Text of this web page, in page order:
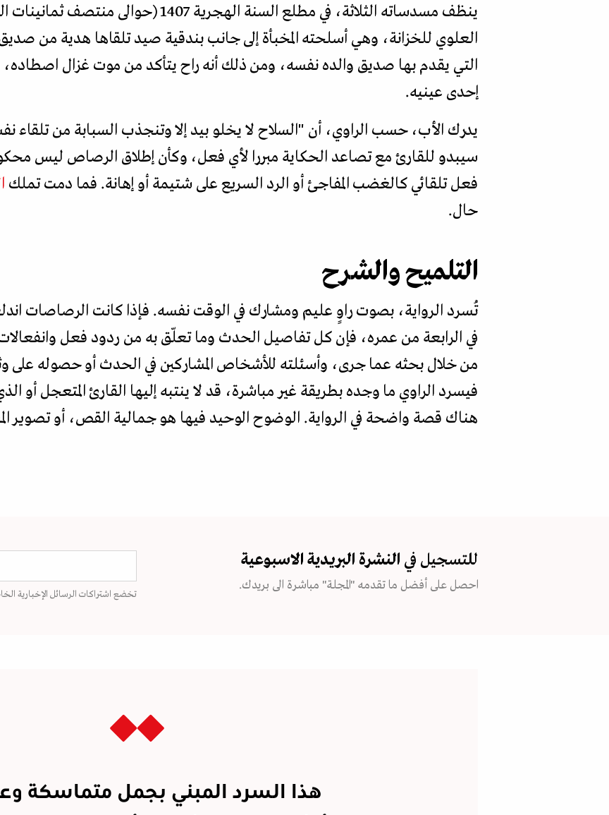
ينظف مسدساته الثلاثة، في مطلع السنة الهجرية
العلوي للخزانة، وهي أسلحته المخبأة إلى جانب بندقية صيد تلقاها هدية من
التي يقدم بها صديق والده نفسه، ومن ذلك أنه راح يتأكد من موت غزال اصطاده،
إحدى عينيه.
يدرك الأب، حسب الراوي، أن "السلاح لا يخلو بيد إلا وتنجذب السبابة من تلقاء
سيبدو للقارئ مع تصاعد الحكاية مبررا لأي فعل، وكأن إطلاق الرصاص ليس
فعل تلقائي كالغضب المفاجئ أو الرد السريع على شتيمة أو إهانة. فما دمت تملك
حال.
التلميح والشرح
تُسرد الرواية، بصوت راوٍ عليم ومشارك في الوقت نفسه. فإذا كانت الرصاصات
في الرابعة من عمره، فإن كل تفاصيل الحدث وما تعلّق به من ردود فعل
من خلال بحثه عما جرى، وأسئلته للأشخاص المشاركين في الحدث أو حصوله على
فيسرد الراوي ما وجده بطريقة غير مباشرة، قد لا ينتبه إليها القارئ المتعجل
هناك قصة واضحة في الرواية. الوضوح الوحيد فيها هو جمالية القص، أو تصوير
للتسجيل في النشرة البريدية الاسبوعية
احصل على أفضل ما تقدمه "المجلة" مباشرة الى بريدك.
تخضع اشتراكات الرسائل الإخبارية
هذا السرد المبني بجمل متماسكة